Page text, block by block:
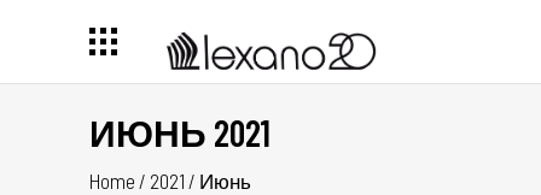
ИЮНЬ 2021
Home / 2021 / Июнь